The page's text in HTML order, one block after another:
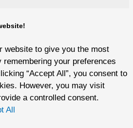
website to give you the most
remembering your preferences
“Accept All”, you consent to
However, you may visit
a controlled consent.
All